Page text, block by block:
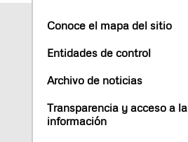
Conoce el mapa del sitio
Entidades de control
Archivo de noticias
Transparencia y acceso a la
información